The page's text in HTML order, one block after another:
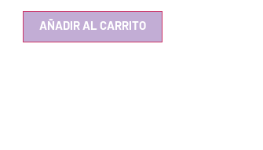
AÑADIR AL CARRITO